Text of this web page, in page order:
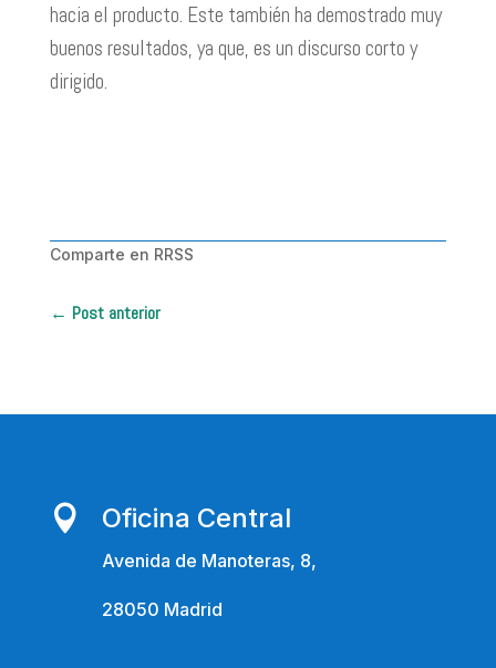
hacia el producto. Este también ha demostrado muy
buenos resultados, ya que, es un discurso corto y
dirigido.
Comparte en RRSS
← Post anterior
irrumation
 Oficina Central
Avenida de Manoteras, 8,
28050 Madrid